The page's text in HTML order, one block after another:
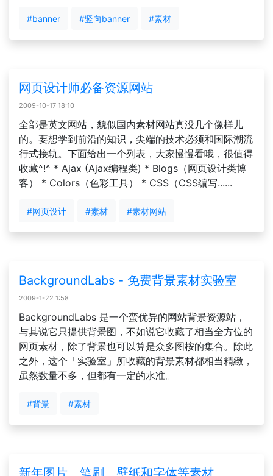
#banner #竖向banner #素材
网页设计师必备资源网站
2009-10-17 18:10
全部是英文网站，貌似国内素材网站真没几个像样儿
的。要想学到前沿的知识，尖端的技术必须和国际潮流
行式接轨。下面给出一个列表，大家慢慢看哦，很值得
收藏^!^ * Ajax (Ajax编程类) * Blogs（网页设计类博
客） * Colors（色彩工具） * CSS（CSS编写......
#网页设计 #素材 #素材网站
BackgroundLabs - 免费背景素材实验室
2009-1-22 1:58
BackgroundLabs 是一个蛮优异的网站背景资源站，
与其说它只提供背景图，不如说它收藏了相当全方位的
网页素材，除了背景也可以算是众多图桉的集合。除此
之外，这个「实验室」所收藏的背景素材都相当精緻，
虽然数量不多，但都有一定的水准。
#背景 #素材
新年图片、笔刷、壁纸和字体等素材